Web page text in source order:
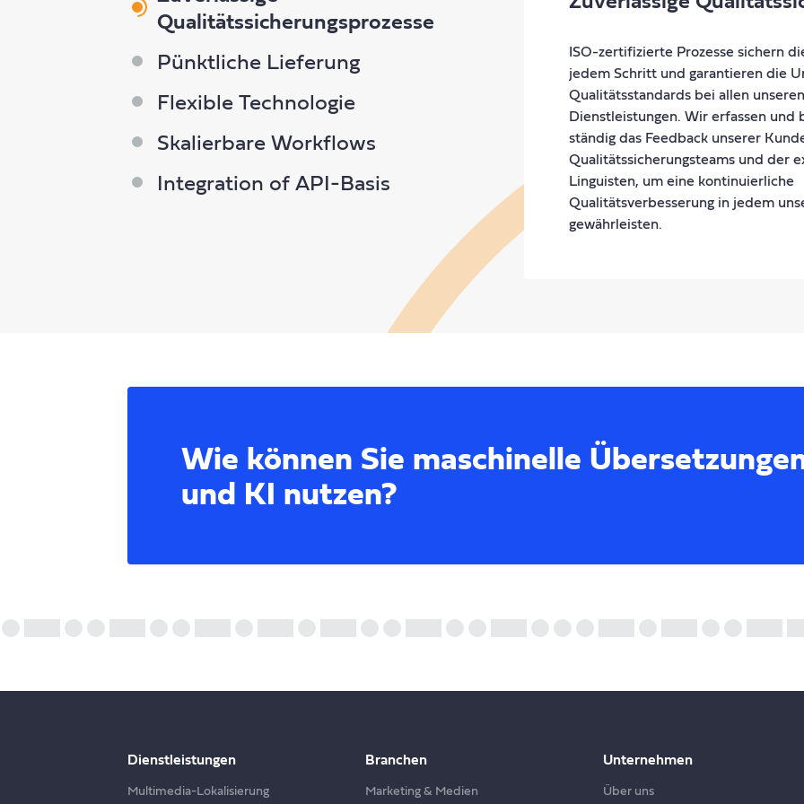
Qualitätssicherungsprozesse
Pünktliche Lieferung
Flexible Technologie
Skalierbare Workflows
Integration of API-Basis
Ihnen steht ein vertrauenswürdiges Netzwerk von
Übersetzern, Linguisten, Lektoren und Dolmetschern
mit entsprechenden zertifizierten Abschlüssen und
langjähriger Berufserfahrung in Fachbereichen wie
Technik, Produktion, Marketing und
verfügen sie über Qualifikationen, anerkannte
Übersetzungskompetenzen und Erfahrung auf diesen
ISO-zertifizierte Prozesse sichern
jedem Schritt und garantieren die
Qualitätsstandards bei allen unseren
Dienstleistungen. Wir erfassen und
ständig das Feedback unserer
Qualitätssicherungsteams und der
Linguisten, um eine kontinuierliche
Qualitätsverbesserung in jedem
gewährleisten.
Wie können Sie maschinelle
und KI nutzen?
Dienstleistungen
Multimedia-Lokalisierung
Branchen
Marketing & Medien
Unternehmen
Über uns